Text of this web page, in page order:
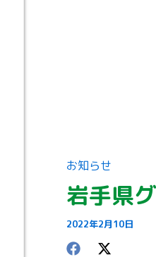
お知らせ
岩手県
2022年2月10日